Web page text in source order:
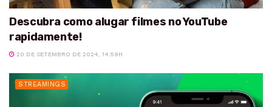
Descubra como alugar filmes no YouTube
rapidamente!
20 DE SETEMBRO DE 2024, 14:59H
STREAMINGS